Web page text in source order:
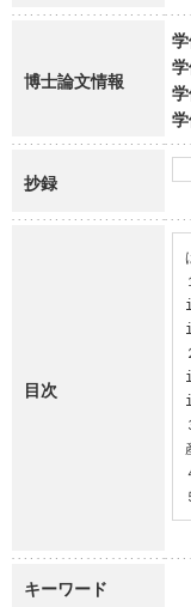
博士論文情報
抄録
目次
キーワード